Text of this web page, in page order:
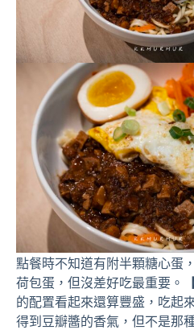
點餐時不知道有附半顆糖心蛋
荷包蛋，但沒差好吃最重要。
的配置看起來還算豐盛，吃起
得到豆瓣醬的香氣，但不是那